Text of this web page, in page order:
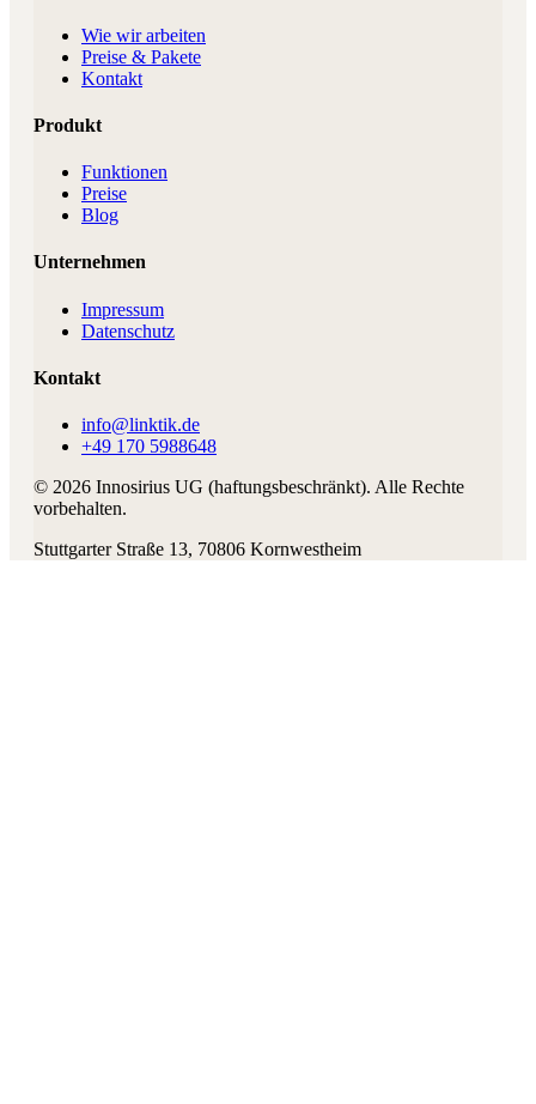
Wie wir arbeiten
Preise & Pakete
Kontakt
Produkt
Funktionen
Preise
Blog
Unternehmen
Impressum
Datenschutz
Kontakt
info@linktik.de
+49 170 5988648
© 2026 Innosirius UG (haftungsbeschränkt). Alle Rechte
vorbehalten.
Stuttgarter Straße 13, 70806 Kornwestheim